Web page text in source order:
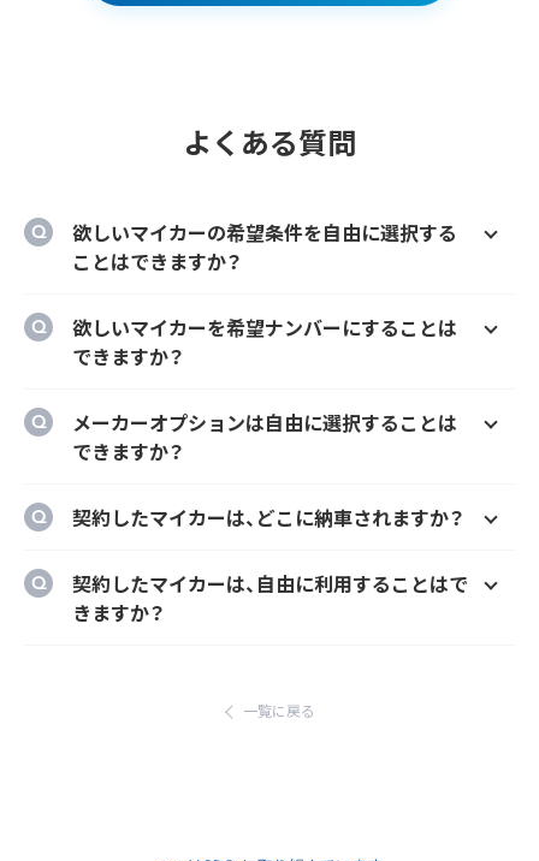
よくある質問
欲しいマイカーの希望条件を自由に選択する
ことはできますか？
ー、契約期間、ボーナス払い等を自由に選択す
ることができます。
欲しいマイカーを希望ナンバーにすることは
できますか？
とができます。
メーカーオプションは自由に選択することは
できますか？
様にカーナビ、ドラレコ、ETC、フロアマット等
ます。
契約したマイカーは、どこに納車されますか？
とができます。
ただし、輸入車リース（新車）の場合、納車場所
契約したマイカーは、自由に利用することはで
きますか？
一覧に戻る